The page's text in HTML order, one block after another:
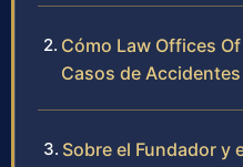
Cómo Law Offices
Casos de
Sobre el Fundador y